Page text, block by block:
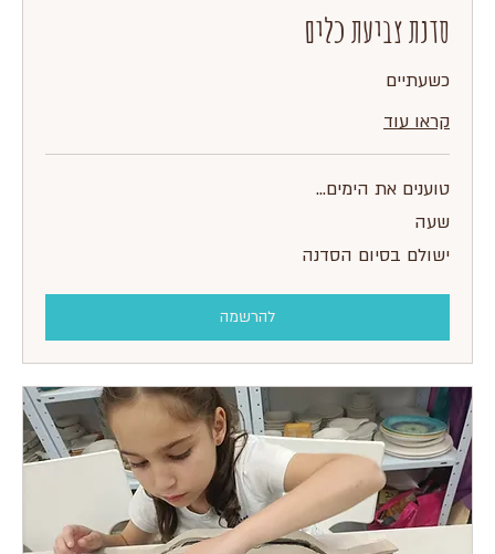
סדנת צביעת כלים
כשעתיים
קראו עוד
טוענים את הימים...
שעה
בסיום
ישולם בסיום הסדנה
להרשמה